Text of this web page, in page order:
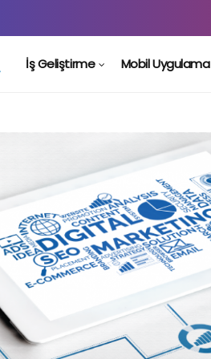
İş Geliştirme Mobil Uygulama